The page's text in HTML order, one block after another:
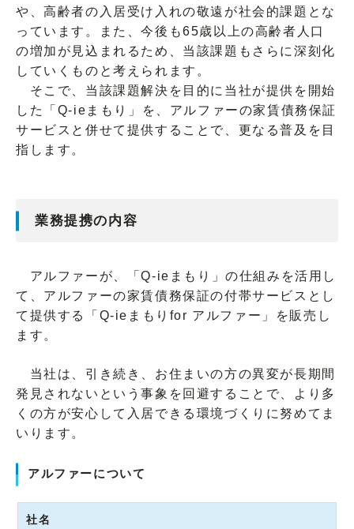
や、高齢者の入居受け入れの敬遠が社会的課題とな
っています。また、今後も65歳以上の高齢者人口
の増加が見込まれるため、当該課題もさらに深刻化
していくものと考えられます。
そこで、当該課題解決を目的に当社が提供を開始
した「Q-ieまもり」を、アルファーの家賃債務保証
サービスと併せて提供することで、更なる普及を目
指します。
業務提携の内容
アルファーが、「Q-ieまもり」の仕組みを活用し
て、アルファーの家賃債務保証の付帯サービスとし
て提供する「Q-ieまもりfor アルファー」を販売し
ます。
当社は、引き続き、お住まいの方の異変が長期間
発見されないという事象を回避することで、より多
くの方が安心して入居できる環境づくりに努めてま
いります。
アルファーについて
社名